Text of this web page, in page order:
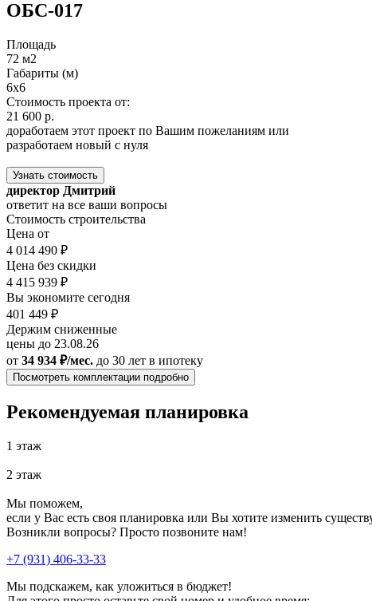
ОБС-017
Площадь
72 м2
Габариты (м)
6х6
Стоимость проекта от:
21 600 р.
доработаем этот проект по Вашим пожеланиям или
разработаем новый с нуля
Узнать стоимость
директор Дмитрий
ответит на все ваши вопросы
Стоимость строительства
Цена от
4 014 490 ₽
Цена без скидки
4 415 939 ₽
Вы экономите сегодня
401 449 ₽
Держим сниженные
цены до 23.08.26
от 34 934 ₽/мес. до 30 лет в ипотеку
Посмотреть комплектации подробно
Рекомендуемая планировка
1 этаж
2 этаж
Мы поможем,
если у Вас есть своя планировка или Вы хотите изменить
Возникли вопросы? Просто позвоните нам!
+7 (931) 406-33-33
Мы подскажем, как уложиться в бюджет!